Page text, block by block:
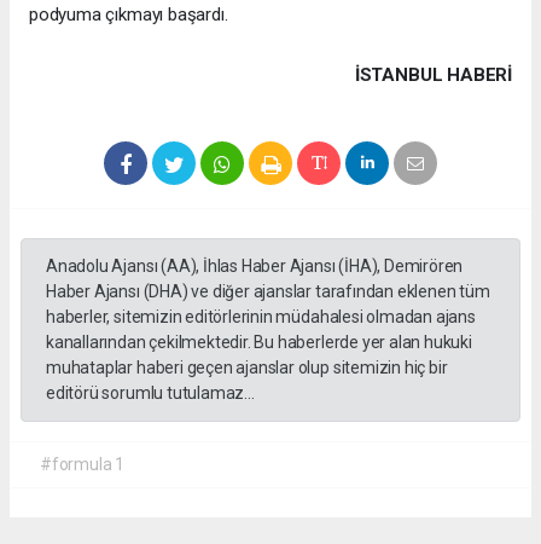
podyuma çıkmayı başardı.
İSTANBUL HABERİ
Anadolu Ajansı (AA), İhlas Haber Ajansı (İHA), Demirören
Haber Ajansı (DHA) ve diğer ajanslar tarafından eklenen tüm
haberler, sitemizin editörlerinin müdahalesi olmadan ajans
kanallarından çekilmektedir. Bu haberlerde yer alan hukuki
muhataplar haberi geçen ajanslar olup sitemizin hiç bir
editörü sorumlu tutulamaz...
#formula 1